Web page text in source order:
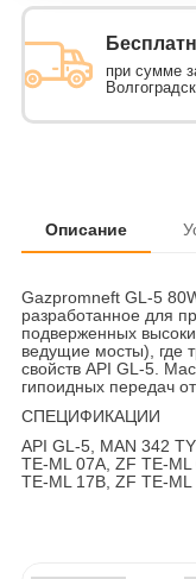
при сумме
Описание
Gazpromneft GL-5
разработанное для
подверженных
ведущие мосты), где
свойств API GL-5.
гипоидных передач
СПЕЦИФИКАЦИИ
API GL-5, MAN 342
TE-ML 07A, ZF TE-
TE-ML 17B, ZF TE-